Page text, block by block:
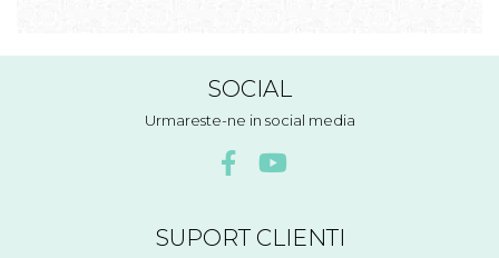
SOCIAL
Urmareste-ne in social media
SUPORT CLIENTI